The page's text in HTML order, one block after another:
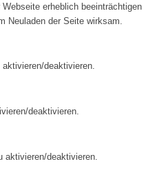
erheblich beeinträchtigen
Neuladen der Seite wirksam.
deaktivieren.
deaktivieren.
aktivieren/deaktivieren.